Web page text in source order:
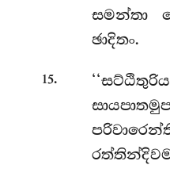
සමන්තා
ඡාදිතං.
15.